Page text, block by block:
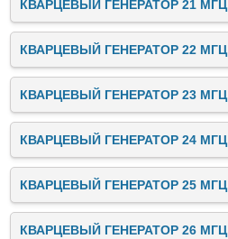
КВАРЦЕВЫЙ ГЕНЕРАТОР 21 МГЦ
КВАРЦЕВЫЙ ГЕНЕРАТОР 22 МГЦ
КВАРЦЕВЫЙ ГЕНЕРАТОР 23 МГЦ
КВАРЦЕВЫЙ ГЕНЕРАТОР 24 МГЦ
КВАРЦЕВЫЙ ГЕНЕРАТОР 25 МГЦ
КВАРЦЕВЫЙ ГЕНЕРАТОР 26 МГЦ